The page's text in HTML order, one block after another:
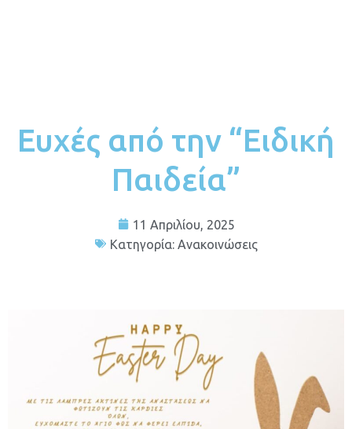
Ευχές από την “Ειδική
Παιδεία”
11 Απριλίου, 2025
Κατηγορία: Ανακοινώσεις